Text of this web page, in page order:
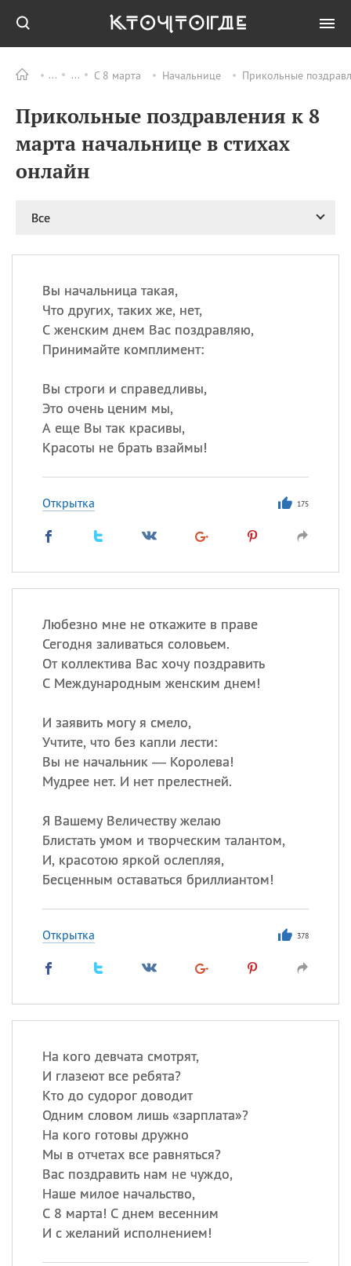
С 8 марта Начальнице Прикольные
Прикольные поздравления к 8
марта начальнице в стихах
онлайн
Все
Вы начальница такая,
Что других, таких же, нет,
С женским днем Вас поздравляю,
Принимайте комплимент:
Вы строги и справедливы,
Это очень ценим мы,
А еще Вы так красивы,
Красоты не брать взаймы!
Открытка 175
Любезно мне не откажите в праве
Сегодня заливаться соловьем.
От коллектива Вас хочу поздравить
С Международным женским днем!
И заявить могу я смело,
Учтите, что без капли лести:
Вы не начальник — Королева!
Мудрее нет. И нет прелестней.
Я Вашему Величеству желаю
Блистать умом и творческим талантом,
И, красотою яркой ослепляя,
Бесценным оставаться бриллиантом!
Открытка 378
На кого девчата смотрят,
И глазеют все ребята?
Кто до судорог доводит
Одним словом лишь «зарплата»?
На кого готовы дружно
Мы в отчетах все равняться?
Вас поздравить нам не чуждо,
Наше милое начальство,
С 8 марта! С днем весенним
И с желаний исполнением!
ПРАЗДНИКИ Все
06.08 Преображение
Господне у западных
христиан
07.08 День ассирийских
07.08
маяка
07.08 Годовщина битвы при
Бояка
ИМЕНА
Сегодня празднуют именины
Анатолий, Афанасий,Борис
Кристина